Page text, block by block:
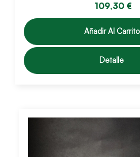
109,30 €
Añadir Al Carrito
Detalle